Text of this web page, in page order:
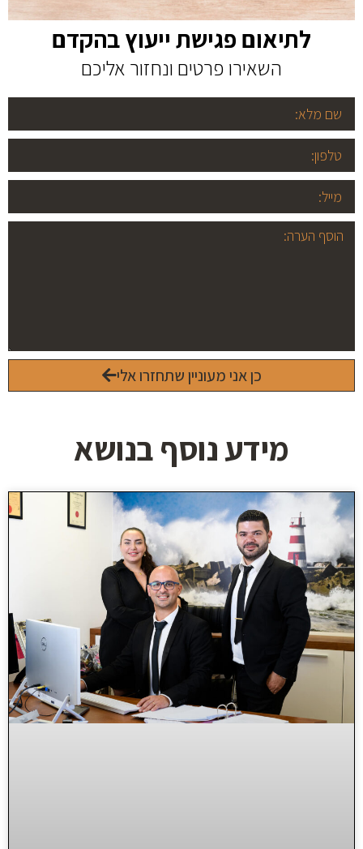
לתיאום פגישת ייעוץ בהקדם
השאירו פרטים ונחזור אליכם
כן אני מעוניין שתחזרו אלי
מידע נוסף בנושא